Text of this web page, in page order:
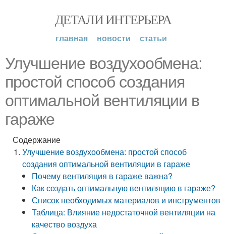
ДЕТАЛИ ИНТЕРЬЕРА
главная новости статьи
Улучшение воздухообмена:
простой способ создания
оптимальной вентиляции в
гараже
Содержание
Улучшение воздухообмена: простой способ
создания оптимальной вентиляции в гараже
Почему вентиляция в гараже важна?
Как создать оптимальную вентиляцию в гараже?
Список необходимых материалов и инструментов
Таблица: Влияние недостаточной вентиляции на
качество воздуха